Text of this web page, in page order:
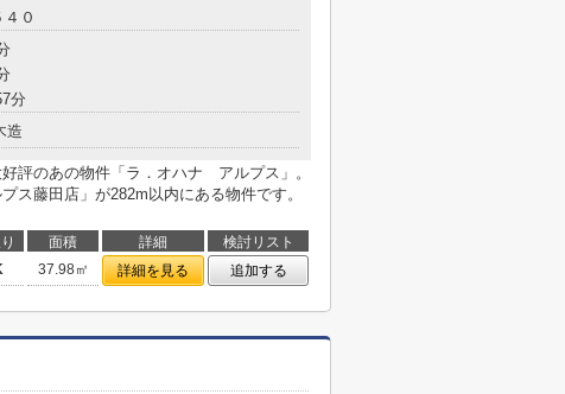
４０
分
造
評のあの物件「ラ．オハナ アルプス」。
ス藤田店」が282m以内にある物件です。
面積 詳細
検討リスト
37.98㎡ 詳細を見る 追加する